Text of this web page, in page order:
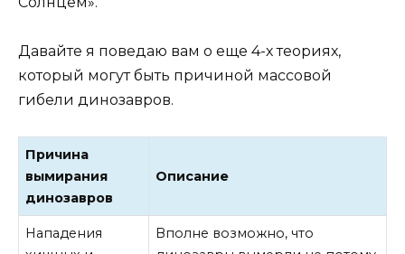
Давайте я поведаю вам о еще 4-х теориях,
который могут быть причиной массовой
гибели динозавров.
Причина
вымирания
динозавров
Описание
Нападения
Вполне возможно, что